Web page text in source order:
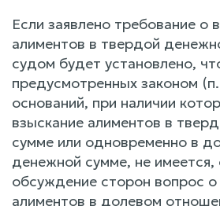
Если заявлено требование о
алиментов в твердой
судом будет установлено,
предусмотренных законом (п.
оснований, при наличии
взыскание алиментов в
сумме или одновременно в
денежной сумме, не имеется,
обсуждение сторон вопрос о
алиментов в долевом